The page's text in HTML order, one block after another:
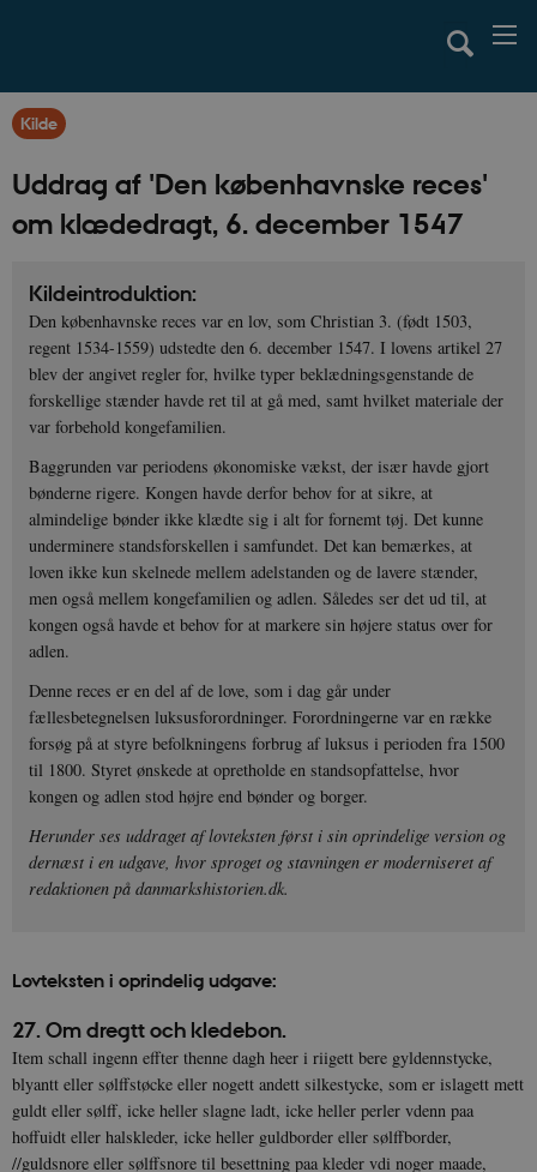
Kilde
Uddrag af 'Den københavnske reces'
om klædedragt, 6. december 1547
Kildeintroduktion:
Den københavnske reces var en lov, som Christian 3. (født 1503,
regent 1534-1559) udstedte den 6. december 1547. I lovens artikel 27
blev der angivet regler for, hvilke typer beklædningsgenstande de
forskellige stænder havde ret til at gå med, samt hvilket materiale der
var forbehold kongefamilien.
Baggrunden var periodens økonomiske vækst, der især havde gjort
bønderne rigere. Kongen havde derfor behov for at sikre, at
almindelige bønder ikke klædte sig i alt for fornemt tøj. Det kunne
underminere standsforskellen i samfundet. Det kan bemærkes, at
loven ikke kun skelnede mellem adelstanden og de lavere stænder,
men også mellem kongefamilien og adlen. Således ser det ud til, at
kongen også havde et behov for at markere sin højere status over for
adlen.
Denne reces er en del af de love, som i dag går under
fællesbetegnelsen luksusforordninger. Forordningerne var en række
forsøg på at styre befolkningens forbrug af luksus i perioden fra 1500
til 1800. Styret ønskede at opretholde en standsopfattelse, hvor
kongen og adlen stod højre end bønder og borger.
Herunder ses uddraget af lovteksten først i sin oprindelige version og
dernæst i en udgave, hvor sproget og stavningen er moderniseret af
redaktionen på danmarkshistorien.dk.
Lovteksten i oprindelig udgave:
27. Om dregtt och kledebon.
Item schall ingenn effter thenne dagh heer i riigett bere gyldennstycke,
blyantt eller sølffstøcke eller nogett andett silkestycke, som er islagett mett
guldt eller sølff, icke heller slagne ladt, icke heller perler vdenn paa
hoffuidt eller halskleder, icke heller guldborder eller sølffborder,
//guldsnore eller sølffsnore til besettning paa kleder vdi noger maade,